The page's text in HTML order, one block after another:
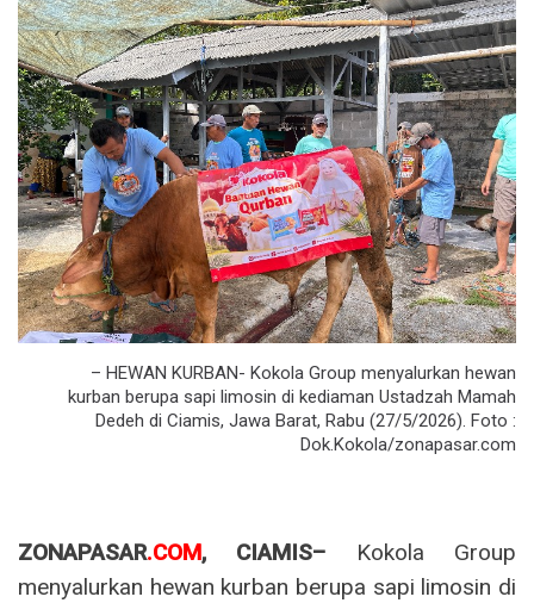
– HEWAN KURBAN- Kokola Group menyalurkan hewan
kurban berupa sapi limosin di kediaman Ustadzah Mamah
Dedeh di Ciamis, Jawa Barat, Rabu (27/5/2026). Foto :
Dok.Kokola/zonapasar.com
ZONAPASAR.COM, CIAMIS– Kokola Group
menyalurkan hewan kurban berupa sapi limosin di